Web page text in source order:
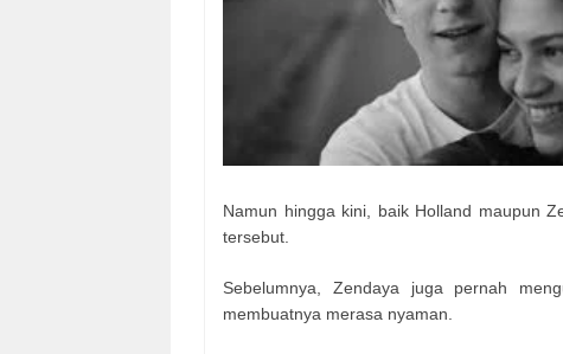
Namun hingga kini, baik Holland maupun
tersebut.
Sebelumnya, Zendaya juga pernah
membuatnya merasa nyaman.